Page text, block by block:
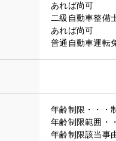
あれば尚可
二級自動車整備
あれば尚可
普通自動車運転
年齢制限・・・
年齢制限範囲・
年齢制限該当事